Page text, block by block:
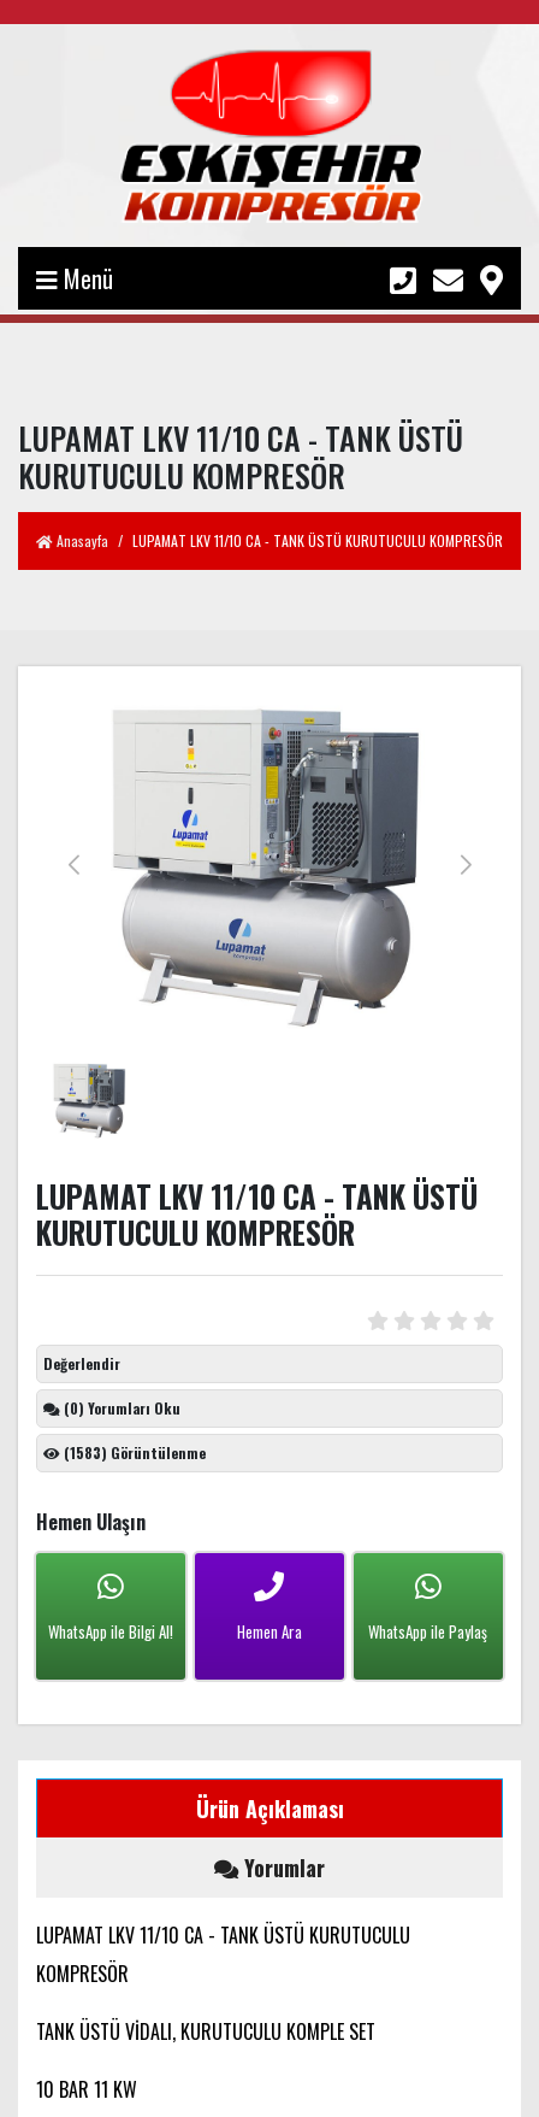
Menü
LUPAMAT LKV 11/10 CA - TANK ÜSTÜ
KURUTUCULU KOMPRESÖR
Anasayfa LUPAMAT LKV 11/10 CA - TANK ÜSTÜ KURUTUCULU KOMPRESÖR
LUPAMAT LKV 11/10 CA - TANK ÜSTÜ
KURUTUCULU KOMPRESÖR
Değerlendir
(0) Yorumları Oku
(1583) Görüntülenme
Hemen Ulaşın
WhatsApp ile Bilgi Al! Hemen Ara WhatsApp ile Paylaş
Ürün Açıklaması
Yorumlar
LUPAMAT LKV 11/10 CA - TANK ÜSTÜ KURUTUCULU
KOMPRESÖR
TANK ÜSTÜ VİDALI, KURUTUCULU KOMPLE SET
10 BAR 11 KW